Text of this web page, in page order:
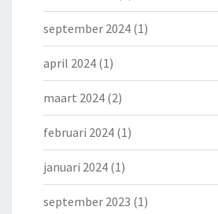
september 2024 (1)
april 2024 (1)
maart 2024 (2)
februari 2024 (1)
januari 2024 (1)
september 2023 (1)